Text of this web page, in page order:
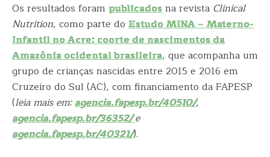
Os resultados foram publicadosna revista Clinical
Nutrition, como parte do Estudo MINA – Materno-
Infantil no Acre: coorte de nascimentos da
Amazônia ocidental brasileira, que acompanha um
grupo de crianças nascidas entre 2015 e 2016 em
Cruzeiro do Sul (AC), com financiamento da FAPESP
(leia mais em:agencia.fapesp.br/40510/,
agencia.fapesp.br/36352/e
agencia.fapesp.br/40321/).